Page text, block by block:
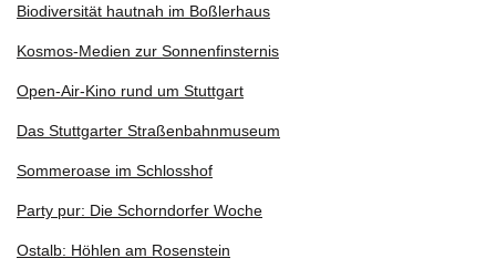
Biodiversität hautnah im Boßlerhaus
Kosmos-Medien zur Sonnenfinsternis
Open-Air-Kino rund um Stuttgart
Das Stuttgarter Straßenbahnmuseum
Sommeroase im Schlosshof
Party pur: Die Schorndorfer Woche
Ostalb: Höhlen am Rosenstein